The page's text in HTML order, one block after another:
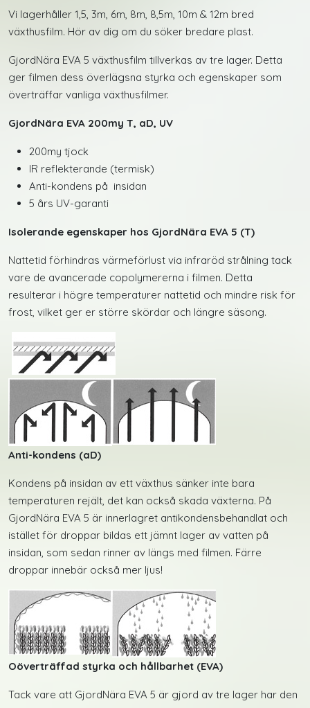
Vi lagerhåller 1,5, 3m, 6m, 8m, 8,5m, 10m & 12m bred
växthusfilm. Hör av dig om du söker bredare plast.
GjordNära EVA 5 växthusfilm tillverkas av tre lager. Detta
ger filmen dess överlägsna styrka och egenskaper som
överträffar vanliga växthusfilmer.
GjordNära EVA 200my T, aD, UV
200my tjock
IR reflekterande (termisk)
Anti-kondens på insidan
5 års UV-garanti
Isolerande egenskaper hos GjordNära EVA 5 (T)
Nattetid förhindras värmeförlust via infraröd strålning tack
vare de avancerade copolymererna i filmen. Detta
resulterar i högre temperaturer nattetid och mindre risk för
frost, vilket ger er större skördar och längre säsong.
Anti-kondens (aD)
Kondens på insidan av ett växthus sänker inte bara
temperaturen rejält, det kan också skada växterna. På
GjordNära EVA 5 är innerlagret antikondensbehandlat och
istället för droppar bildas ett jämnt lager av vatten på
insidan, som sedan rinner av längs med filmen. Färre
droppar innebär också mer ljus!
Oöverträffad styrka och hållbarhet (EVA)
Tack vare att GjordNära EVA 5 är gjord av tre lager har den